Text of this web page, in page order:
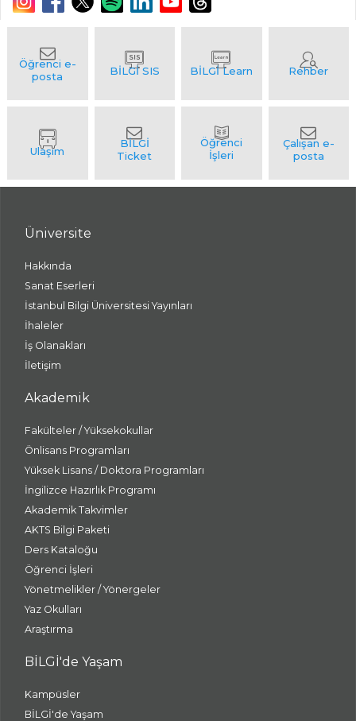
Üniversite
Hakkında
Sanat Eserleri
İstanbul Bilgi Üniversitesi Yayınları
İhaleler
İş Olanakları
İletişim
Akademik
Fakülteler / Yüksekokullar
Önlisans Programları
Yüksek Lisans / Doktora Programları
İngilizce Hazırlık Programı
Akademik Takvimler
AKTS Bilgi Paketi
Ders Kataloğu
Öğrenci İşleri
Yönetmelikler / Yönergeler
Yaz Okulları
Araştırma
BİLGİ'de Yaşam
Kampüsler
BİLGİ'de Yaşam